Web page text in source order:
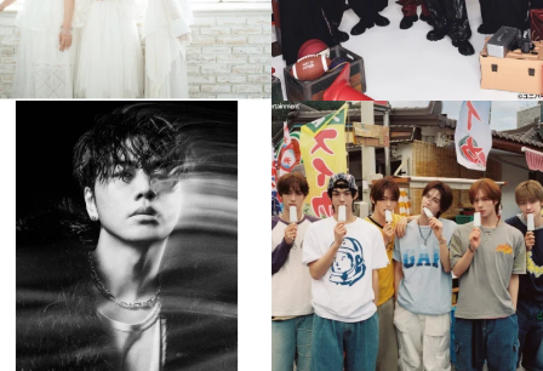
musicjapantv
💡8月特番放送決定！
...
8月 4
90 0
musicjapantv
💡8月特番放送決定！
...
8月 4
5 0